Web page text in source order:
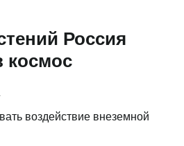
Россия
космос
воздействие внеземной